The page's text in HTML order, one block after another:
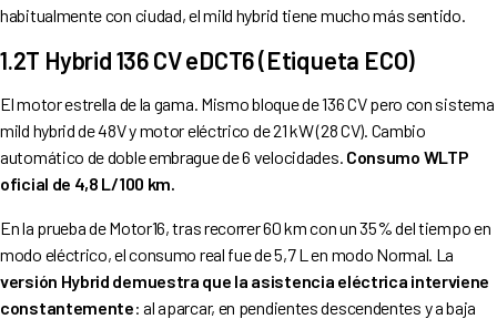
habitualmente con ciudad, el mild hybrid tiene mucho más sentido.
1.2T Hybrid 136 CV eDCT6 (Etiqueta ECO)
El motor estrella de la gama. Mismo bloque de 136 CV pero con sistema
mild hybrid de 48V y motor eléctrico de 21 kW (28 CV). Cambio
automático de doble embrague de 6 velocidades. Consumo WLTP
oficial de 4,8 L/100 km.
En la prueba de Motor16, tras recorrer 60 km con un 35% del tiempo en
modo eléctrico, el consumo real fue de 5,7 L en modo Normal. La
versión Hybrid demuestra que la asistencia eléctrica interviene
constantemente: al aparcar, en pendientes descendentes y a baja